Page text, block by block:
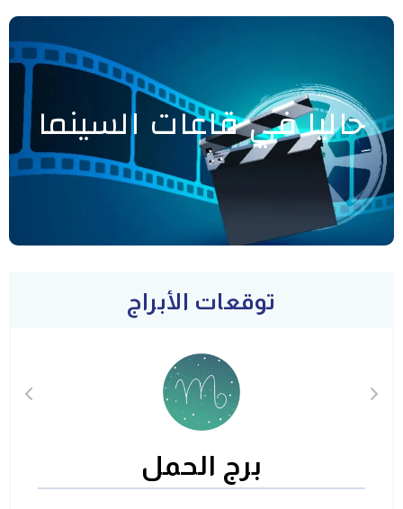
حاليا في قاعات السينما
توقعات الأبراج
برج الحمل